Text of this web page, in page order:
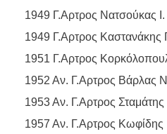
1949 Γ.Αρτρος Νατσούκας Ι.
1949 Γ.Αρτρος Καστανάκης
1951 Γ.Αρτρος
1952 Αν. Γ.Αρτρος Βάρλας
1953 Αν. Γ.Αρτρος Σταμάτης
1957 Αν. Γ.Αρτρος Κωφίδης